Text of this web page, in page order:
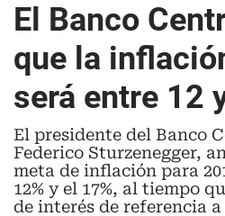
El Banco
que la
será entre 12
El presidente del Banco
Federico Sturzenegger,
meta de inflación para
12% y el 17%, al tiempo
de interés de referencia